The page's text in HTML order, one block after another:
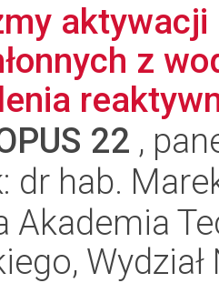
aktywacji
z
22 ,
dr hab.
Akademia